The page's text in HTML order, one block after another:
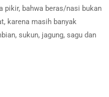
pikir, bahwa beras/nasi bukan
karena masih banyak
sukun, jagung, sagu dan